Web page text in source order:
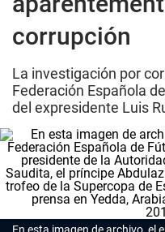
corrupción
La investigación por
Federación Española
del expresidente Luis